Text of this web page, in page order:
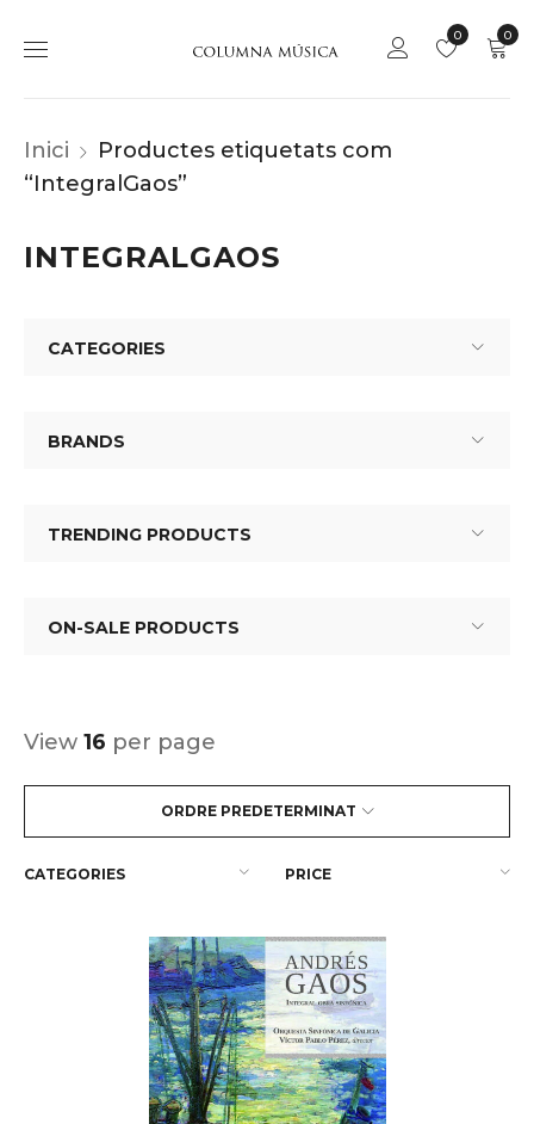
0
0
Inici
Productes etiquetats com
“IntegralGaos”
INTEGRALGAOS
CATEGORIES
BRANDS
TRENDING PRODUCTS
ON-SALE PRODUCTS
ORDRE PREDETERMINAT
View 16 per page
CATEGORIES PRICE